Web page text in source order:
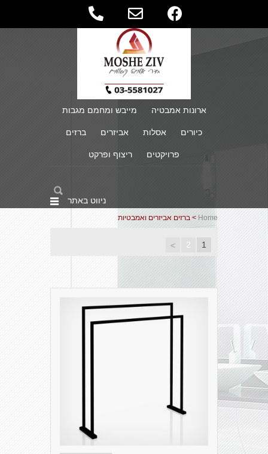
ארונות אמבטיה מייבש ומחמם מגבות
כיורים אסלות אביזרים ברזים
פרויקטים ריצוף ופרקט
ניווט באתר
Home > ברזים אביזרים ואמבטיות
1
2
>